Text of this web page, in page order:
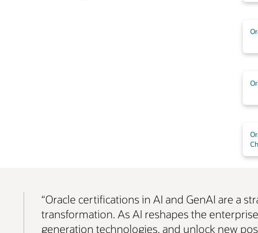
“Oracle certifications in AI and GenAI are a
transformation. As AI reshapes the
generation technologies, and unlock new